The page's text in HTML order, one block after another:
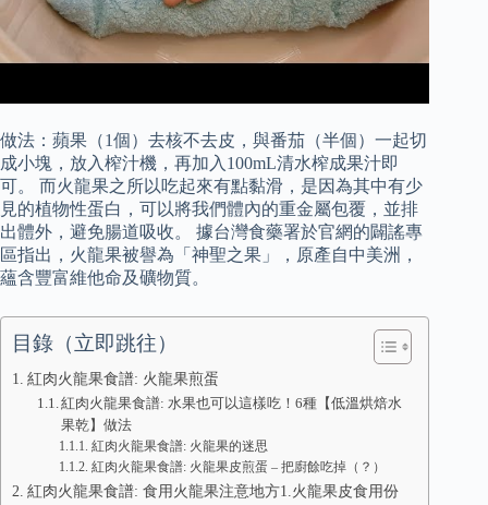
做法：蘋果（1個）去核不去皮，與番茄（半個）一起切
成小塊，放入榨汁機，再加入100mL清水榨成果汁即
可。 而火龍果之所以吃起來有點黏滑，是因為其中有少
見的植物性蛋白，可以將我們體內的重金屬包覆，並排
出體外，避免腸道吸收。 據台灣食藥署於官網的闢謠專
區指出，火龍果被譽為「神聖之果」，原產自中美洲，
蘊含豐富維他命及礦物質。
目錄（立即跳往）
紅肉火龍果食譜: 火龍果煎蛋
紅肉火龍果食譜: 水果也可以這樣吃！6種【低溫烘焙水
果乾】做法
紅肉火龍果食譜: 火龍果的迷思
紅肉火龍果食譜: 火龍果皮煎蛋 – 把廚餘吃掉（？）
紅肉火龍果食譜: 食用火龍果注意地方1.火龍果皮食用份